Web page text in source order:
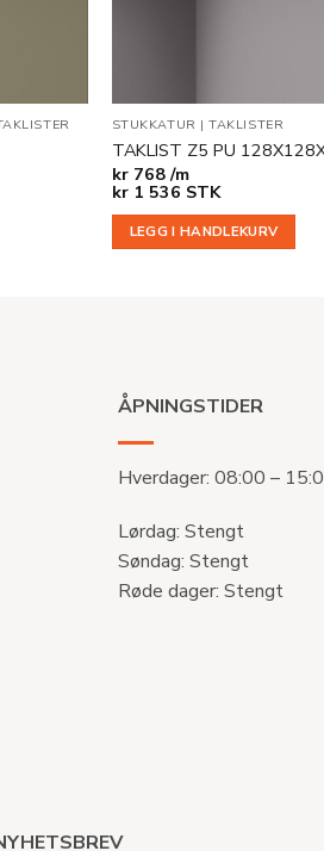
STUKKATUR |TAKLISTER
TAKLIST Z5 PU
kr768 /m
kr1 536 STK
LEGG I HANDLEKURV
ÅPNINGSTIDER
Hverdager: 08:00 –
Lørdag: Stengt
Søndag: Stengt
Røde dager: Stengt